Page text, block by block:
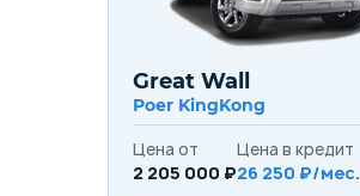
Great Wall
Poer KingKong
Цена от
2 205 000 ₽
Цена в кредит
26 250 ₽/мес.